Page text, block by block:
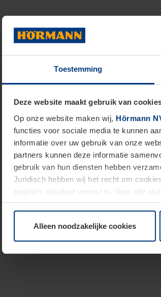
Toestemming
Deze website maakt gebruik van
Op onze website maken wij, Hörmann
functies voor sociale media te kunnen
informatie over uw gebruik van onze
partners kunnen deze informatie
gebruik van hun diensten hebben
Juridisch hebben wij het recht om
pagina's absoluut vereist is. Voor alle
moment bij de uitleg van de cookies op
Alleen noodzakelijke cookies